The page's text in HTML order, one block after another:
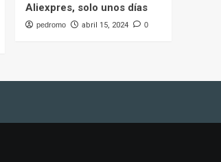
Aliexpres, solo unos días
pedromo abril 15, 2024 0